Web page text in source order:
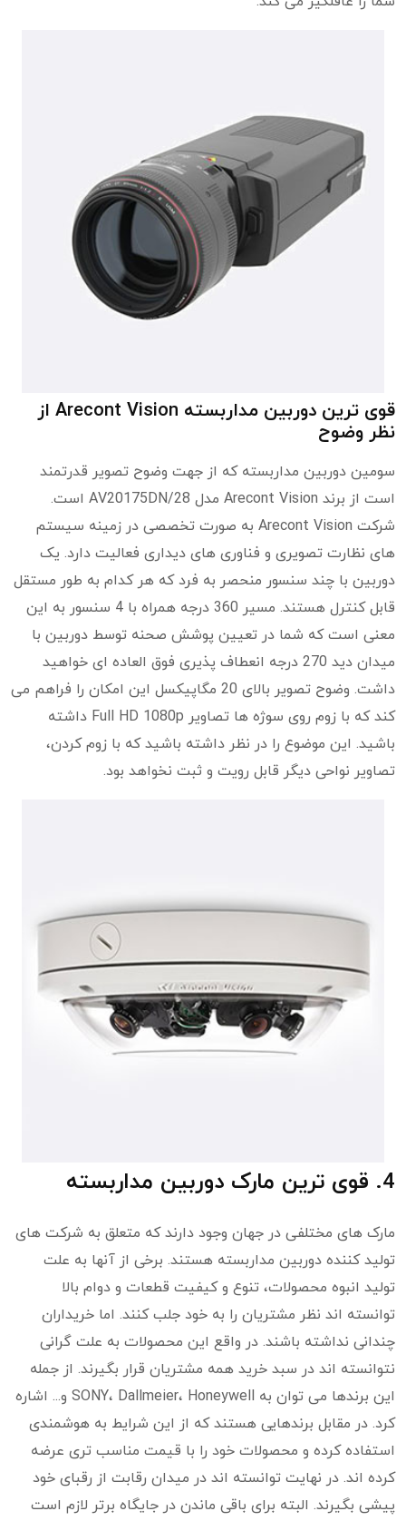
قوی ترین دوربین مداربسته Arecont Vision از
نظر وضوح
سومین دوربین مداربسته که از جهت وضوح تصویر قدرتمند
است از برند Arecont Vision مدل AV20175DN/28 است.
شرکت Arecont Vision به صورت تخصصی در زمینه سیستم
های نظارت تصویری و فناوری های دیداری فعالیت دارد. یک
دوربین با چند سنسور منحصر به فرد که هر کدام به طور مستقل
قابل کنترل هستند. مسیر 360 درجه همراه با 4 سنسور به این
معنی است که شما در تعیین پوشش صحنه توسط دوربین با
میدان دید 270 درجه انعطاف پذیری فوق العاده ای خواهید
داشت. وضوح تصویر بالای 20 مگاپیکسل این امکان را فراهم می
کند که با زوم روی سوژه ها تصاویر Full HD 1080p داشته
باشید. این موضوع را در نظر داشته باشید که با زوم کردن،
تصاویر نواحی دیگر قابل رویت و ثبت نخواهد بود.
4. قوی ترین مارک دوربین مداربسته
مارک های مختلفی در جهان وجود دارند که متعلق به شرکت های
تولید کننده دوربین مداربسته هستند. برخی از آنها به علت
تولید انبوه محصولات، تنوع و کیفیت قطعات و دوام بالا
توانسته اند نظر مشتریان را به خود جلب کنند. اما خریداران
چندانی نداشته باشند. در واقع این محصولات به علت گرانی
نتوانسته اند در سبد خرید همه مشتریان قرار بگیرند. از جمله
این برندها می توان به SONY، Dallmeier، Honeywell و... اشاره
کرد. در مقابل برندهایی هستند که از این شرایط به هوشمندی
استفاده کرده و محصولات خود را با قیمت مناسب تری عرضه
کرده اند. در نهایت توانسته اند در میدان رقابت از رقبای خود
پیشی بگیرند. البته برای باقی ماندن در جایگاه برتر لازم است